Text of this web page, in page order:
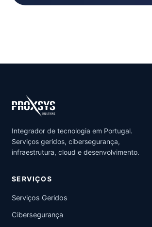
Integrador de tecnologia em Portugal.
Serviços geridos, cibersegurança,
infraestrutura, cloud e desenvolvimento.
SERVIÇOS
Serviços Geridos
Cibersegurança